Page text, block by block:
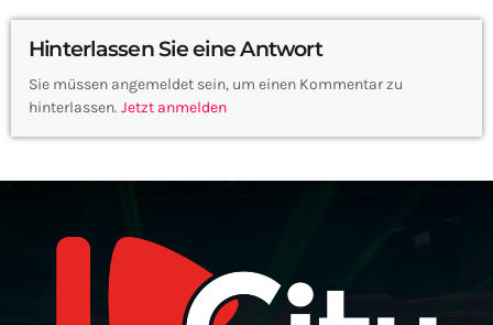
Hinterlassen Sie eine Antwort
Sie müssen angemeldet sein, um einen Kommentar zu
hinterlassen. Jetzt anmelden